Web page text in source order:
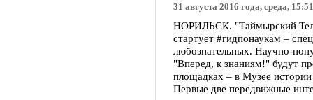
31 августа 2016 года, среда, 15:51
НОРИЛЬСК. "Таймырский
стартует #гидпонаукам –
любознательных. Научно-
"Вперед, к знаниям!" будут
площадках – в Музее
Первые две передвижные